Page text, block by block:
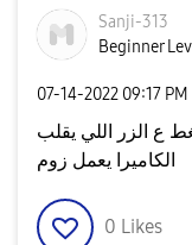
Sanji-313
Beginner
‎07-14-2022 09:17 PM
ع الزر اللي يقلب
الكاميرا يعمل زوم
0 Likes